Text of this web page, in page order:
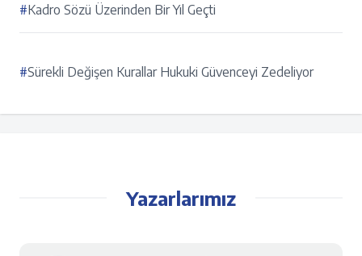
#Kadro Sözü Üzerinden Bir Yıl Geçti
#Sürekli Değişen Kurallar Hukuki Güvenceyi Zedeliyor
Yazarlarımız